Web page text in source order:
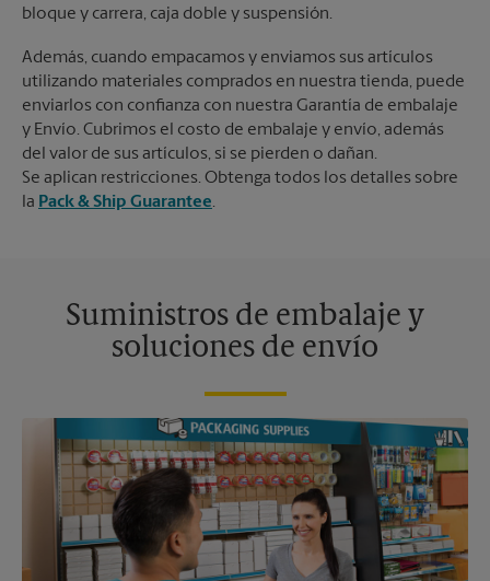
bloque y carrera, caja doble y suspensión.
Además, cuando empacamos y enviamos sus artículos
utilizando materiales comprados en nuestra tienda, puede
enviarlos con confianza con nuestra Garantía de embalaje
y Envío. Cubrimos el costo de embalaje y envío, además
del valor de sus artículos, si se pierden o dañan.
Se aplican restricciones. Obtenga todos los detalles sobre
la Pack & Ship Guarantee.
Suministros de embalaje y
soluciones de envío